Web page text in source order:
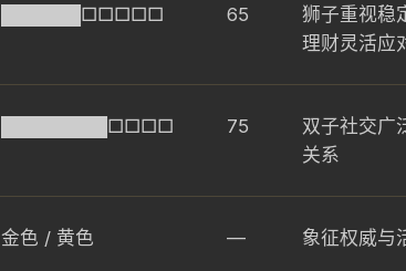
██████□□□□□ 65
狮子重视稳
理财灵活应
████████□□□□ 75
双子社交广
关系
金色 / 黄色 — 象征权威与